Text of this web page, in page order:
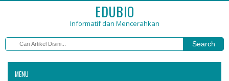
EDUBIO
Informatif dan Mencerahkan
Search
MENU